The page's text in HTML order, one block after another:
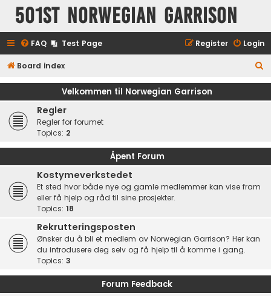
501st Norwegian Garrison
FAQ Test Page Login
Register
Board index
e
Velkommen til Norwegian Garrison
Regler
Regler for forumet
Topics: 2
Åpent Forum
Kostymeverkstedet
Et sted hvor både nye og gamle medlemmer kan vise fram
eller få hjelp og råd til sine prosjekter.
Topics: 18
Rekrutteringsposten
Ønsker du å bli et medlem av Norwegian Garrison? Her kan
du introdusere deg selv og få hjelp til å komme i gang.
Topics: 3
Forum Feedback